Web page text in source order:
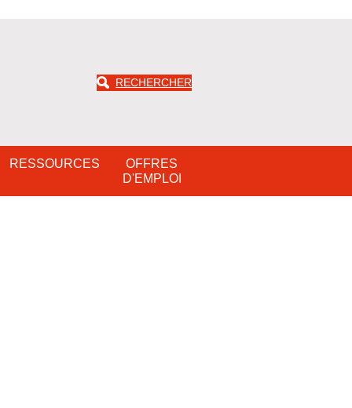
RECHERCHER
RESSOURCES
OFFRES
D'EMPLOI